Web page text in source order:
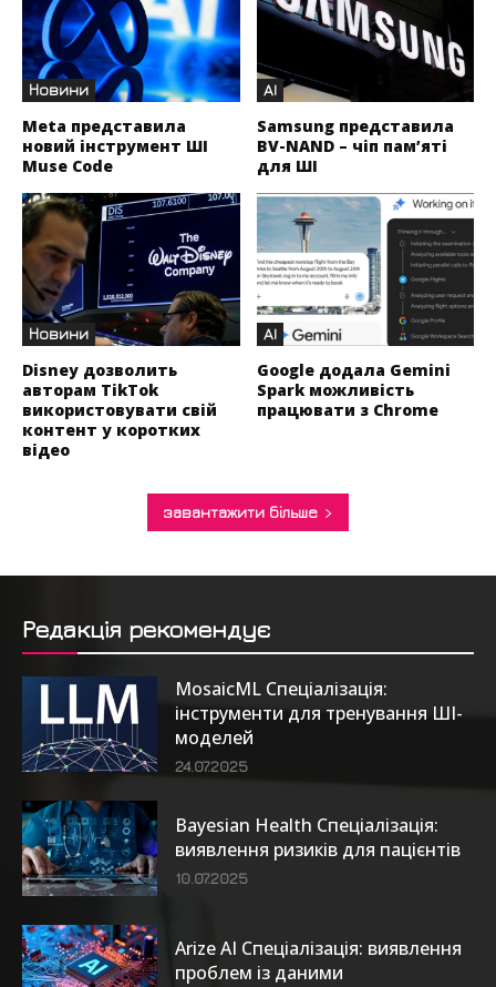
Новини
Meta представила
новий інструмент ШІ
Muse Code
AI
Samsung представила
BV-NAND – чіп пам’яті
для ШІ
Новини
Disney дозволить
авторам TikTok
використовувати свій
контент у коротких
відео
AI
Google додала Gemini
Spark можливість
працювати з Chrome
завантажити більше
Редакція рекомендує
MosaicML Спеціалізація:
інструменти для тренування ШІ-
моделей
24.07.2025
Bayesian Health Спеціалізація:
виявлення ризиків для пацієнтів
10.07.2025
Arize AI Спеціалізація: виявлення
проблем із даними